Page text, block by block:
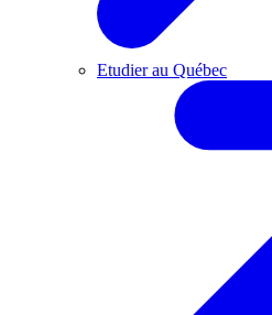
Etudier au Québec